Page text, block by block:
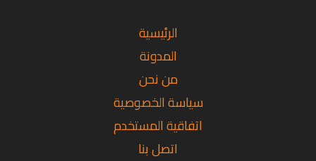
الرئيسية
المدونة
من نحن
سياسة الخصوصية
اتفاقية المستخدم
اتصل بنا